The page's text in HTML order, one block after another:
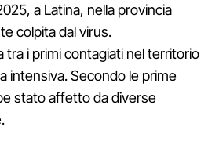
a Latina, nella provincia
colpita dal virus.
tra i primi contagiati nel territorio
intensiva. Secondo le prime
stato affetto da diverse